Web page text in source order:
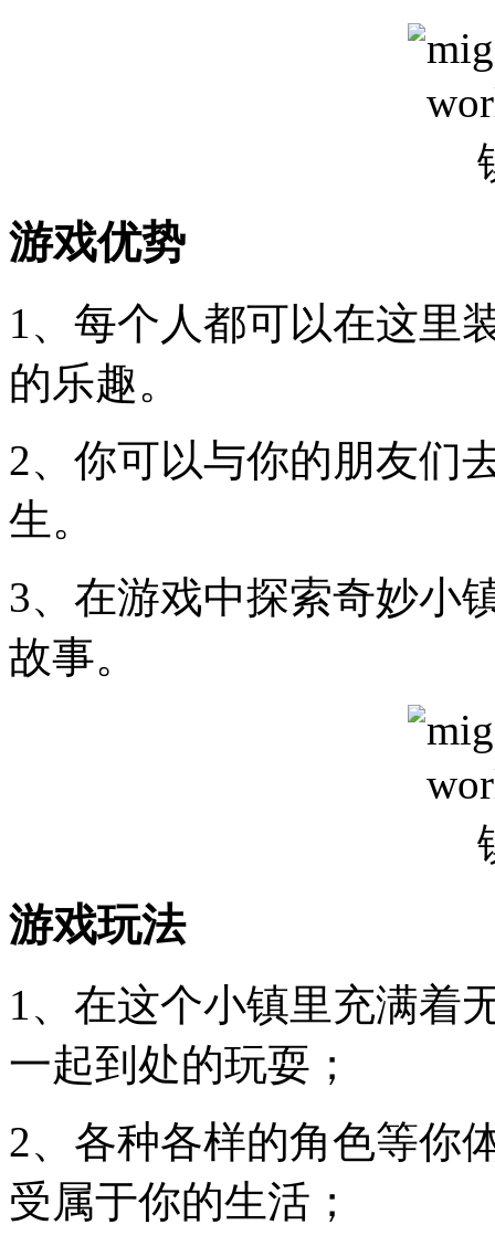
游戏优势
1、每个人都可以在这里
的乐趣。
2、你可以与你的朋友们
生。
3、在游戏中探索奇妙小
故事。
游戏玩法
1、在这个小镇里充满着
一起到处的玩耍；
2、各种各样的角色等你
受属于你的生活；